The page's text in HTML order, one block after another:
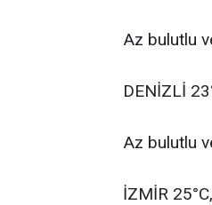
Az bulutlu
DENİZLİ
Az bulutlu
İZMİR